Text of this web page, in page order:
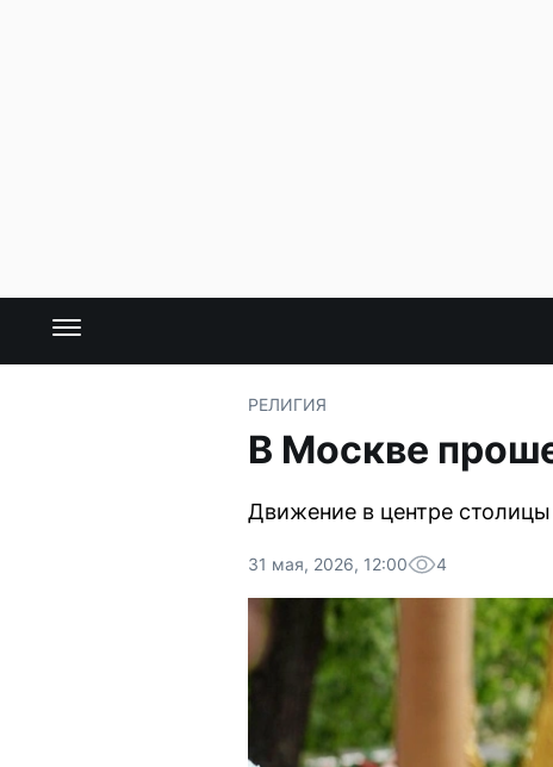
РЕЛИГИЯ
В Москве
Движение в центре
31 мая, 2026, 12:00 4